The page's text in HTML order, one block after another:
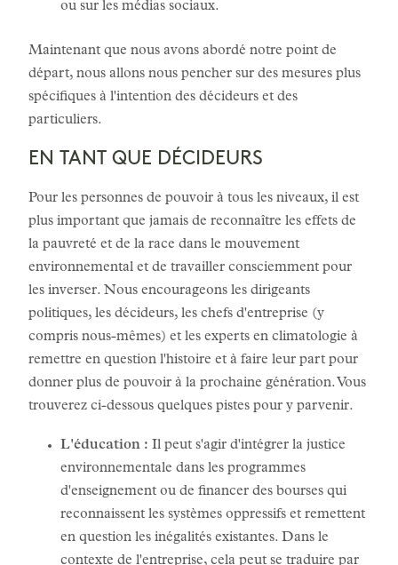
ou sur les médias sociaux.
Maintenant que nous avons abordé notre point de
départ, nous allons nous pencher sur des mesures plus
spécifiques à l'intention des décideurs et des
particuliers.
EN TANT QUE DÉCIDEURS
Pour les personnes de pouvoir à tous les niveaux, il est
plus important que jamais de reconnaître les effets de
la pauvreté et de la race dans le mouvement
environnemental et de travailler consciemment pour
les inverser. Nous encourageons les dirigeants
politiques, les décideurs, les chefs d'entreprise (y
compris nous-mêmes) et les experts en climatologie à
remettre en question l'histoire et à faire leur part pour
donner plus de pouvoir à la prochaine génération. Vous
trouverez ci-dessous quelques pistes pour y parvenir.
L'éducation : Il peut s'agir d'intégrer la justice
environnementale dans les programmes
d'enseignement ou de financer des bourses qui
reconnaissent les systèmes oppressifs et remettent
en question les inégalités existantes. Dans le
contexte de l'entreprise, cela peut se traduire par